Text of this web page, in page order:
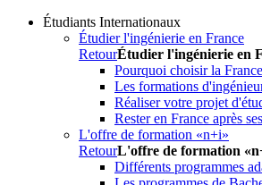
Étudiants Internationaux
Étudier l'ingénierie en France
RetourÉtudier l'ingénierie en
Pourquoi choisir la
Les formations
Réaliser votre projet
Rester en France après
L'offre de formation «n+i»
RetourL'offre de formation
Différents programmes